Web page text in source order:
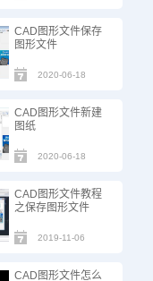
CAD图形文件保存
图形文件
2020-06-18
CAD图形文件新建
图纸
2020-06-18
CAD图形文件教程
之保存图形文件
2019-11-06
CAD图形文件怎么